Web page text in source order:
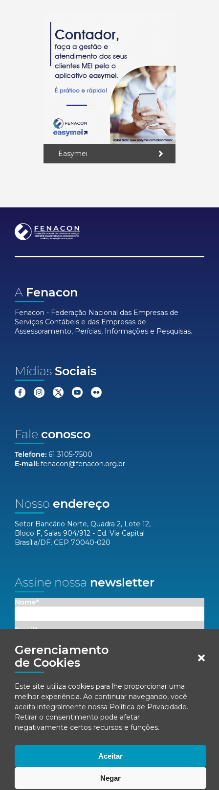
Gerenciamento
de Cookies
Este site utiliza cookies para lhe proporcionar uma
melhor experiência. Ao continuar navegando, você
aceita integralmente nossa Política de Privacidade.
Retirar o consentimento pode afetar
negativamente certos recursos e funções.
Aceitar
Negar
Easymei
A Fenacon
Fenacon - Federação Nacional das Empresas de
Serviços Contábeis e das Empresas de
Assessoramento, Perícias, Informações e Pesquisas.
Mídias Sociais
Fale conosco
Telefone: 61 3105-7500
E-mail: fenacon@fenacon.org.br
Nosso endereço
Setor Bancário Norte, Quadra 2, Lote 12,
Bloco F, Salas 904/912 - Ed. Via Capital
Brasília/DF, CEP 70040-020
Assine nossa newsletter
Nome*
Email*
Concordo em receber comunicações da Fenacon.
Ao se inscrever, você concorda com nossa Política de Privacidade
© Fenacon 2026
Todos os direitos reservados.